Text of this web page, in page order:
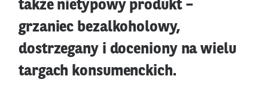
także nietypowy produkt –
grzaniec bezalkoholowy,
dostrzegany i doceniony na wielu
targach konsumenckich.